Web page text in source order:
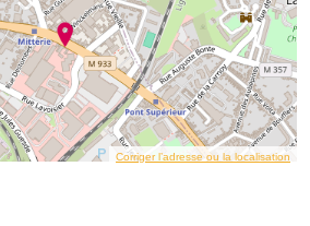
Corriger l’adresse ou la localisation